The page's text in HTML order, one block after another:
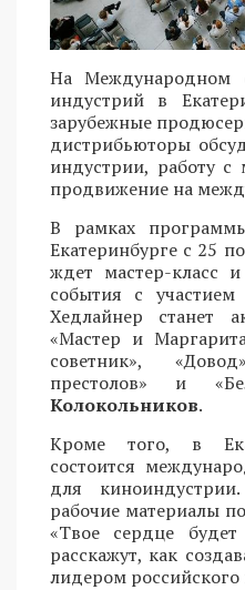
На Международном
индустрий в
зарубежные
дистрибьюторы
индустрии, работу
продвижение на
В рамках
Екатеринбурге с 25
ждет мастер-класс
события с участием
Хедлайнер станет
«Мастер и
советник»,
престолов» и
Колокольников.
Кроме того, в
состоится
для
рабочие материалы
«Твое сердце
расскажут, как
лидером российского